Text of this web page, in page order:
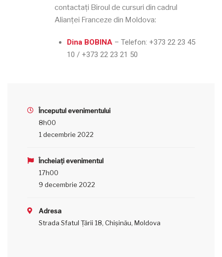
contactați Biroul de cursuri din cadrul
Alianței Franceze din Moldova:
Dina BOBINA – Telefon: +373 22 23 45
10 / +373 22 23 21 50
Începutul evenimentului
8h00
1 decembrie 2022
Încheiați evenimentul
17h00
9 decembrie 2022
Adresa
Strada Sfatul Țării 18, Chișinău, Moldova